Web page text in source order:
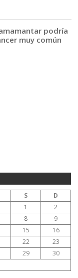
podría
muy común
S
D
1
2
8
9
15
16
22
23
29
30